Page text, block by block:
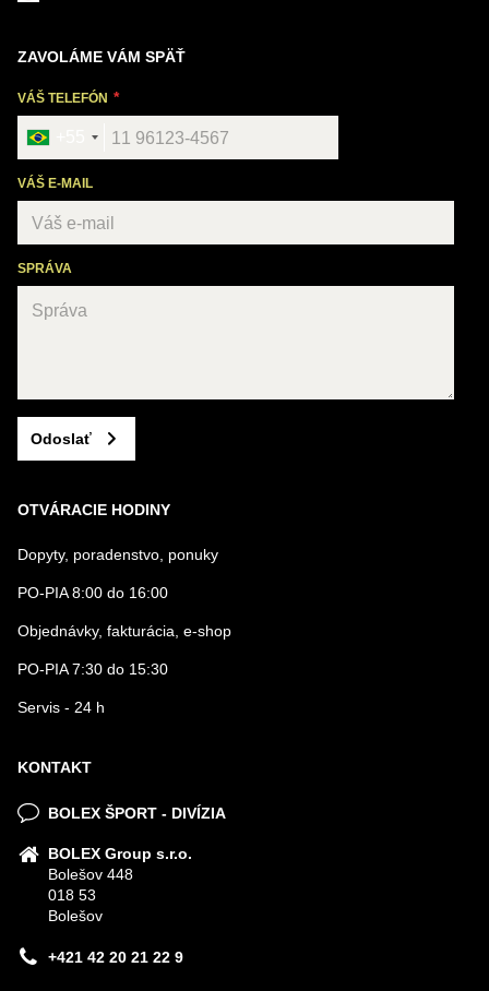
ZAVOLÁME VÁM SPÄŤ
VÁŠ TELEFÓN
VÁŠ E-MAIL
SPRÁVA
Odoslať
OTVÁRACIE HODINY
Dopyty, poradenstvo, ponuky
PO-PIA 8:00 do 16:00
Objednávky, fakturácia, e-shop
PO-PIA 7:30 do 15:30
Servis - 24 h
KONTAKT
BOLEX ŠPORT - DIVÍZIA
BOLEX Group s.r.o.
Bolešov 448
018 53
Bolešov
+421 42 20 21 22 9